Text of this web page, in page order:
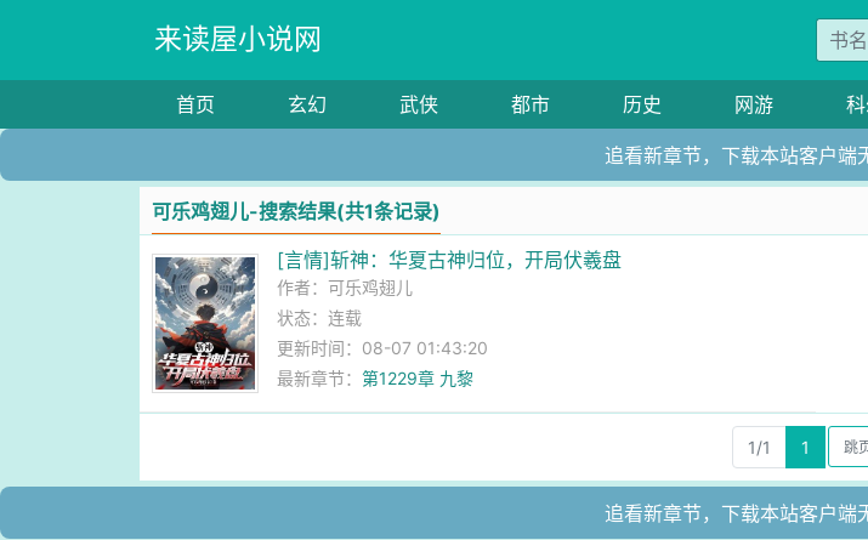
来读屋小说网
首页 玄幻 武侠 都市 历史 网游
追看新章节，下载本站客户端
可乐鸡翅儿-搜索结果(共1条记录)
[言情]斩神：华夏古神归位，开局伏羲盘
作者： 可乐鸡翅儿
状态：连载
更新时间：08-07 01:43:20
最新章节：第1229章 九黎
1/1 1
追看新章节，下载本站客户端